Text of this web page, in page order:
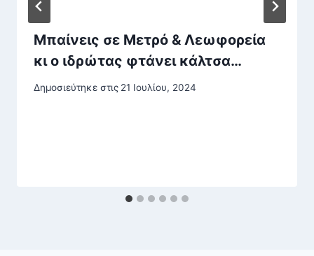
Μπαίνεις σε Μετρό & Λεωφορεία
κι ο ιδρώτας φτάνει κάλτσα…
Δημοσιεύτηκε στις 21 Ιουλίου, 2024